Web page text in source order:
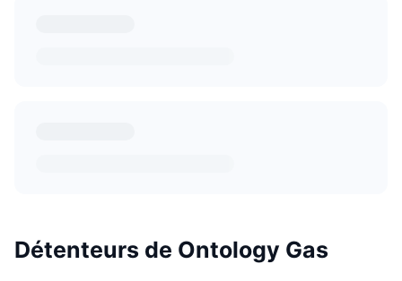
Détenteurs de Ontology Gas